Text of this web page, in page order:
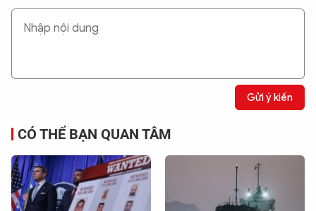
Gửi ý kiến
CÓ THỂ BẠN QUAN TÂM